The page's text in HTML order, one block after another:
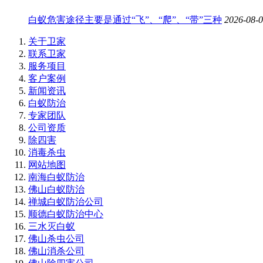
白蚁危害途径主要是通过“飞”、“爬”、“带”三种 2026-08-
关于卫家
联系卫家
服务项目
客户案例
新闻资讯
白蚁防治
专家团队
公司资质
除四害
消毒杀虫
网站地图
南海白蚁防治
佛山白蚁防治
禅城白蚁防治公司
顺德白蚁防治中心
三水灭白蚁
佛山杀虫公司
佛山消杀公司